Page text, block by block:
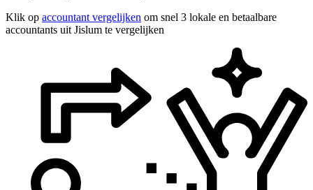
Klik op accountant vergelijken om snel 3 lokale en betaalbare
accountants uit Jislum te vergelijken